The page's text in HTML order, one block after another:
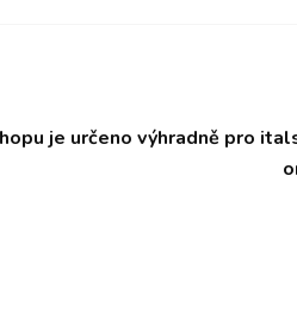
je určeno výhradně pro